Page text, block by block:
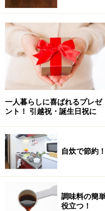
次のページでは、写真と
します。アジアンテイス
ととき。＞＞次のページへ
※記事内容は執筆時点のもの
一人暮らしに喜ばれるプレゼ
ント！ 引越祝・誕生日祝に
自炊で節約
調味料の簡
役立つ！